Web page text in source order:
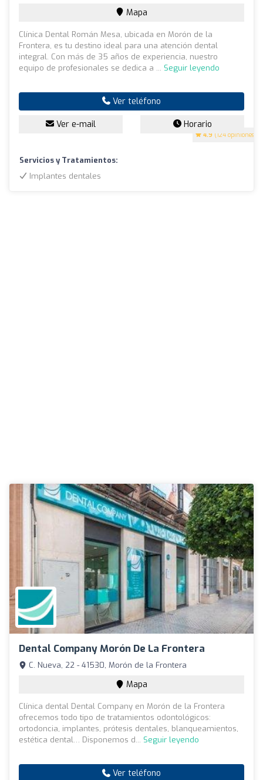
4.9 (124 opiniones)
Mapa
Clínica Dental Román Mesa, ubicada en Morón de la
Frontera, es tu destino ideal para una atención dental
integral. Con más de 35 años de experiencia, nuestro
equipo de profesionales se dedica a ... Seguir leyendo
Ver teléfono
Ver e-mail Horario
Servicios y Tratamientos:
Implantes dentales
Dental Company Morón De La Frontera
C. Nueva, 22 - 41530, Morón de la Frontera
Mapa
Clínica dental Dental Company en Morón de la Frontera
ofrecemos todo tipo de tratamientos odontológicos:
ortodoncia, implantes, prótesis dentales, blanqueamientos,
estética dental… Disponemos d... Seguir leyendo
Ver teléfono